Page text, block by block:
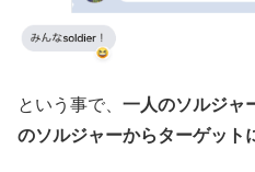
という事で、 一人のソルジャ
のソルジャーからターゲット